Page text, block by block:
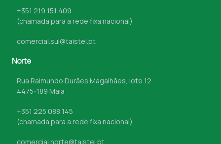
+351 219 151 409
(chamada para a rede fixa nacional)
comercial.sul@taistel.pt
Norte
Rua Raimundo Durães Magalhães, lote 12
4475-189 Maia
+351 225 088 145
(chamada para a rede fixa nacional)
comercial.norte@taistel.pt